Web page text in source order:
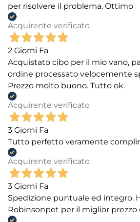
per risolvere il problema. Ottimo
Acquirente verificato
2 Giorni Fa
Acquistato cibo per il mio vano,
ordine processato velocemente
Prezzo molto buono. Tutto ok.
Acquirente verificato
3 Giorni Fa
Tutto perfetto veramente
Acquirente verificato
3 Giorni Fa
Spedizione puntuale ed integro.
Robinsonpet per il miglior prezzo